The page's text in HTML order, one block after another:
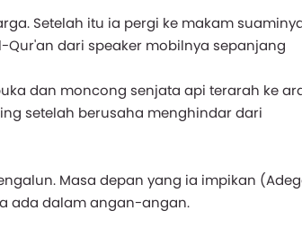
Setelah itu ia pergi ke makam
dari speaker mobilnya sepanjang
dan moncong senjata api terarah ke
setelah berusaha menghindar dari
Masa depan yang ia impikan
ada dalam angan-angan.